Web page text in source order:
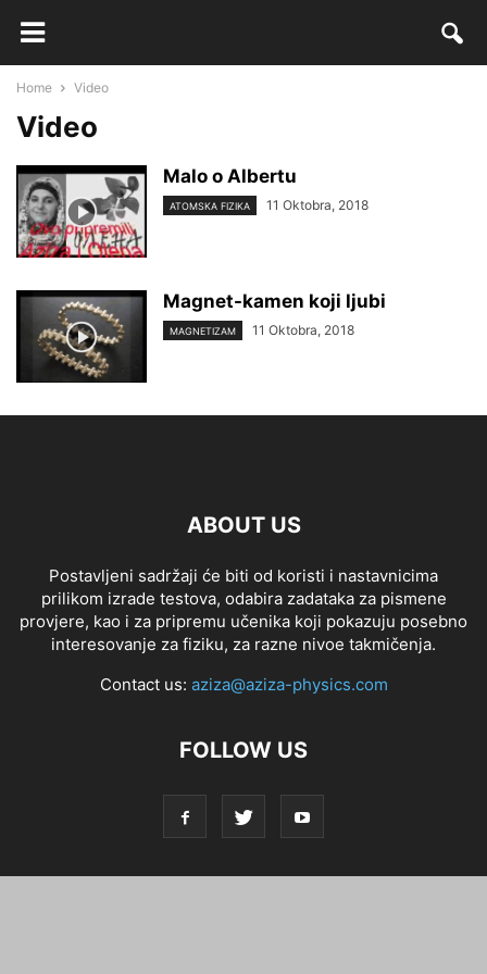
Home Video
Video
Malo o Albertu
ATOMSKA FIZIKA 11 Oktobra, 2018
Magnet-kamen koji ljubi
MAGNETIZAM 11 Oktobra, 2018
ABOUT US
Postavljeni sadržaji će biti od koristi i nastavnicima
prilikom izrade testova, odabira zadataka za pismene
provjere, kao i za pripremu učenika koji pokazuju posebno
interesovanje za fiziku, za razne nivoe takmičenja.
Contact us: aziza@aziza-physics.com
FOLLOW US